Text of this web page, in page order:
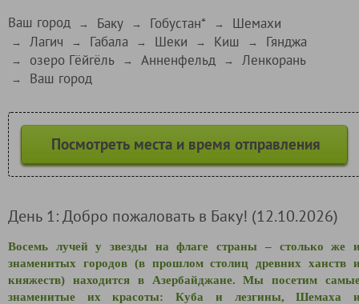
Ваш город → Баку → Гобустан* → Шемахи
→ Лагич → Габала → Шеки → Киш → Гянджа
→ озеро Гёйгёль → Анненфельд → Ленкорань
→ Ваш город
Посмотреть места и время отправления
День 1: Добро пожаловать в Баку! (12.10.2026)
Восемь лучей у звезды на флаге страны – столько же
знаменитых городов (в прошлом столиц древних ханств
княжеств) находится в Азербайджане. Мы посетим
знаменитые их красоты: Куба и лезгины, Шемаха